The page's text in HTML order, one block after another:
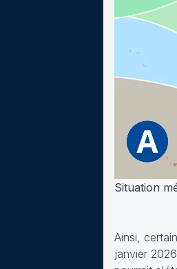
Situation
Ainsi,
janvier